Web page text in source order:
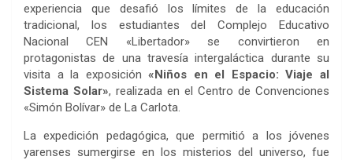
experiencia que desafió los límites de la educación
tradicional, los estudiantes del Complejo Educativo
Nacional CEN «Libertador» se convirtieron en
protagonistas de una travesía intergaláctica durante su
visita a la exposición«Niños en el Espacio: Viaje al
Sistema Solar», realizada en el Centro de Convenciones
«Simón Bolívar» de La Carlota.
La expedición pedagógica, que permitió a los jóvenes
yarenses sumergirse en los misterios del universo, fue